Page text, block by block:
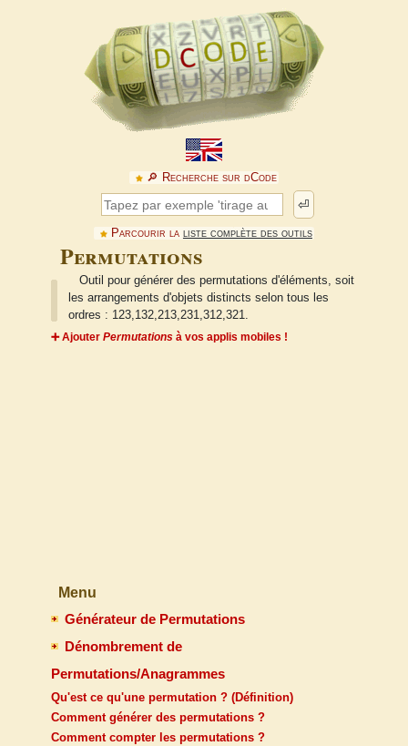
🔎︎ Recherche sur dCode
⏎
Parcourir la liste complète des outils
Permutations
Outil pour générer des permutations d'éléments, soit
les arrangements d'objets distincts selon tous les
ordres : 123,132,213,231,312,321.
➕ Ajouter Permutations à vos applis mobiles !
Menu
Générateur de Permutations
Dénombrement de
Permutations/Anagrammes
Qu'est ce qu'une permutation ? (Définition)
Comment générer des permutations ?
Comment compter les permutations ?